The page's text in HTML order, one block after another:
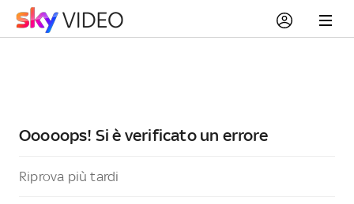
Ooooops! Si è verificato un errore
Riprova più tardi